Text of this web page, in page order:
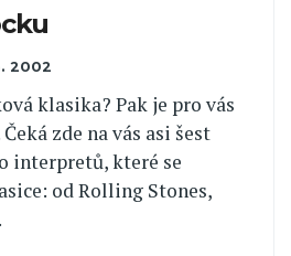
2002
klasika? Pak je pro vás
zde na vás asi šest
interpretů, které se
od Rolling Stones,